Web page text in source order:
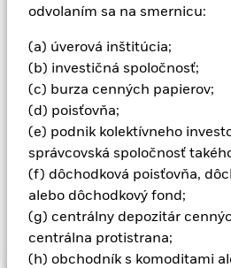
odvolaním sa na smernicu:
(a) úverová inštitúcia;
(b) investičná spoločnosť;
(c) burza cenných papierov;
(d) poisťovňa;
(e) podnik kolektívneho
správcovská spoločnosť
(f) dôchodková poisťovňa,
alebo dôchodkový fond;
(g) centrálny depozitár
centrálna protistrana;
(h) obchodník s komoditami
emitent dlhopisu nebude schopný
cenných papierov s pevným úrokom
spoločnosťami. Existuje riziko
fondu v čase splatnosti. Menový
zníženie rizika, ale nemôže
pohybov medzi základnou menou a
realizované niektoré alebo všetky
závislosti od výmenných kurzov to